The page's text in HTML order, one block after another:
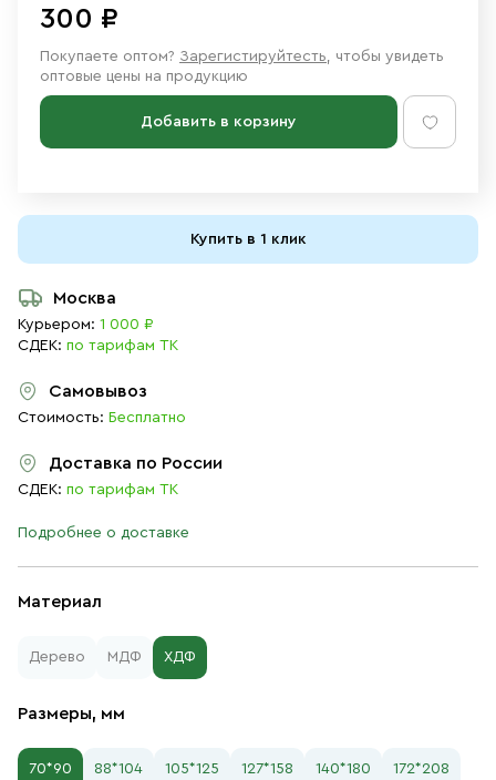
Материал
Дерево МДФ ХДФ
Размеры, мм
70*90 88*104 105*125 127*158 140*180 172*208
300 ₽
Покупаете оптом? Зарегистируйтесть, чтобы увидеть
оптовые цены на продукцию
Добавить в корзину
Купить в 1 клик
Москва
Курьером: 1 000 ₽
СДЕК: по тарифам ТК
Самовывоз
Стоимость: Бесплатно
Доставка по России
СДЕК: по тарифам ТК
Подробнее о доставке